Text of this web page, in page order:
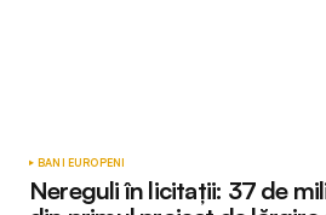
BANI EUROPENI
Nereguli în licitații: 37 de